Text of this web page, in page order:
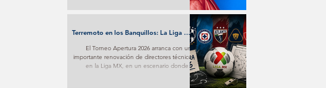
experiencia pop y marca un nuevo paso en
su proyección internacional.
Terremoto en los Banquillos: La Liga MX
Reinventa sus Liderazgos para el
Apertura 2026
El Torneo Apertura 2026 arranca con una
importante renovación de directores técnicos
en la Liga MX, en un escenario donde la
estrategia y los nuevos proyectos buscarán
marcar la diferencia desde la primera jornada.